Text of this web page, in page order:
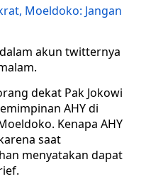
Moeldoko: Jangan
akun twitternya
dekat Pak Jokowi
AHY di
Kenapa AHY
saat
menyatakan dapat